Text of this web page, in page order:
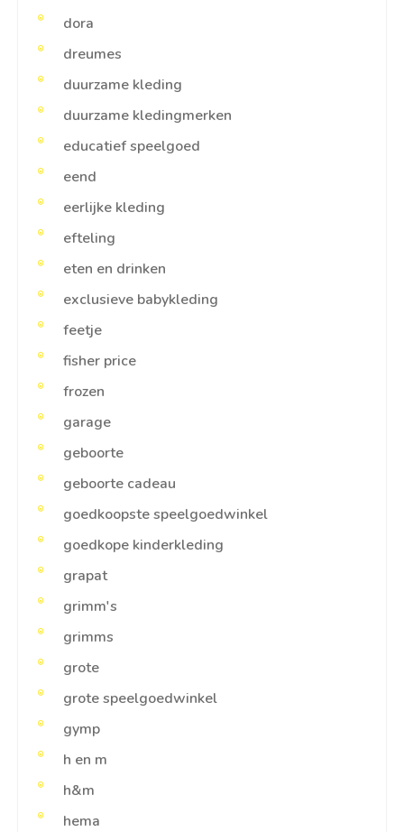
dora
dreumes
duurzame kleding
duurzame kledingmerken
educatief speelgoed
eend
eerlijke kleding
efteling
eten en drinken
exclusieve babykleding
feetje
fisher price
frozen
garage
geboorte
geboorte cadeau
goedkoopste speelgoedwinkel
goedkope kinderkleding
grapat
grimm's
grimms
grote
grote speelgoedwinkel
gymp
h en m
h&m
hema